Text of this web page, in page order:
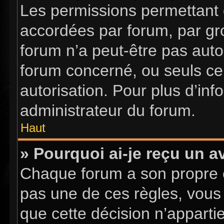
Les permissions
accordées par forum, par
forum n’a peut-être pas
forum concerné, ou seuls
autorisation. Pour plus
administrateur du forum.
Haut
» Pourquoi ai-je reçu un
Chaque forum a son
pas une de ces règles,
que cette décision